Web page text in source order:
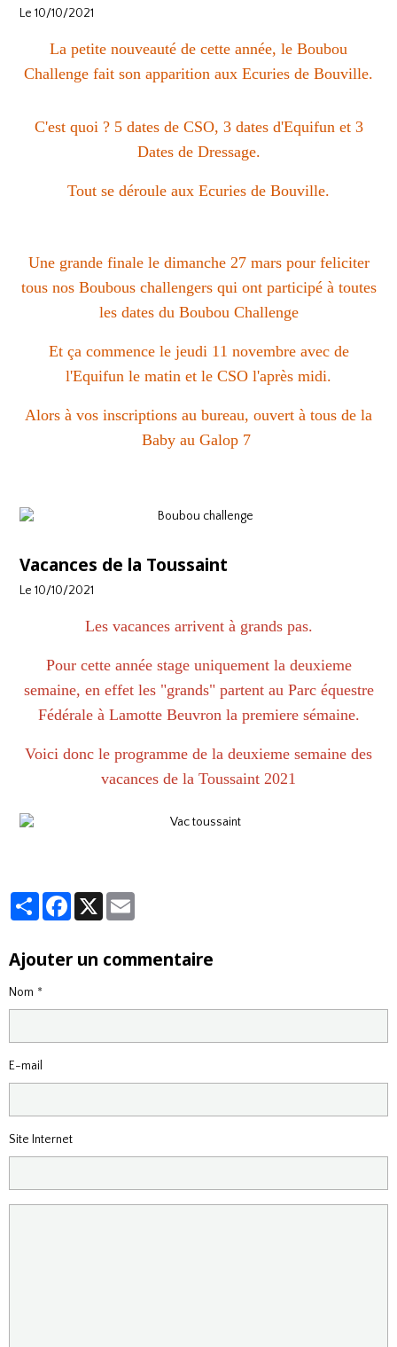
Le 10/10/2021
La petite nouveauté de cette année, le Boubou
Challenge fait son apparition aux Ecuries de Bouville.
C'est quoi ? 5 dates de CSO, 3 dates d'Equifun et 3
Dates de Dressage.
Tout se déroule aux Ecuries de Bouville.
Une grande finale le dimanche 27 mars pour feliciter
tous nos Boubous challengers qui ont participé à toutes
les dates du Boubou Challenge
Et ça commence le jeudi 11 novembre avec de
l'Equifun le matin et le CSO l'après midi.
Alors à vos inscriptions au bureau, ouvert à tous de la
Baby au Galop 7
Vacances de la Toussaint
Le 10/10/2021
Les vacances arrivent à grands pas.
Pour cette année stage uniquement la deuxieme
semaine, en effet les "grands" partent au Parc équestre
Fédérale à Lamotte Beuvron la premiere sémaine.
Voici donc le programme de la deuxieme semaine des
vacances de la Toussaint 2021
PartagerFacebook
X
Ajouter un commentaire
Nom
E-mail
Site Internet